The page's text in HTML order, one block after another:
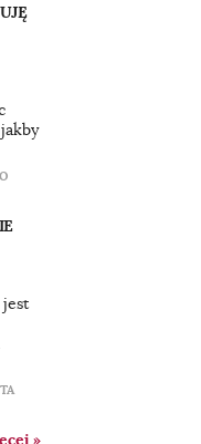
jest
»